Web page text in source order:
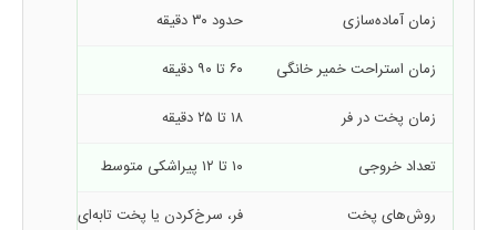
زمان آماده‌سازی
حدود ۳۰ دقیقه
زمان استراحت خمیر خانگی
۶۰ تا ۹۰ دقیقه
زمان پخت در فر
۱۸ تا ۲۵ دقیقه
تعداد خروجی
۱۰ تا ۱۲ پیراشکی متوسط
روش‌های پخت
فر، سرخ‌کردن یا پخت تابه‌ای